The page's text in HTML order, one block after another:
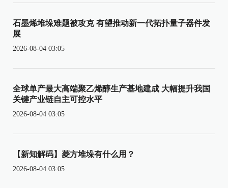
石墨烯堆垛难题被攻克 有望推动新一代拓扑量子器件发
展
2026-08-04 03:05
全球单产最大高端聚乙烯醇生产基地建成 大幅提升我国
关键产业链自主可控水平
2026-08-04 03:05
【新知解码】菱方堆垛有什么用？
2026-08-04 03:05